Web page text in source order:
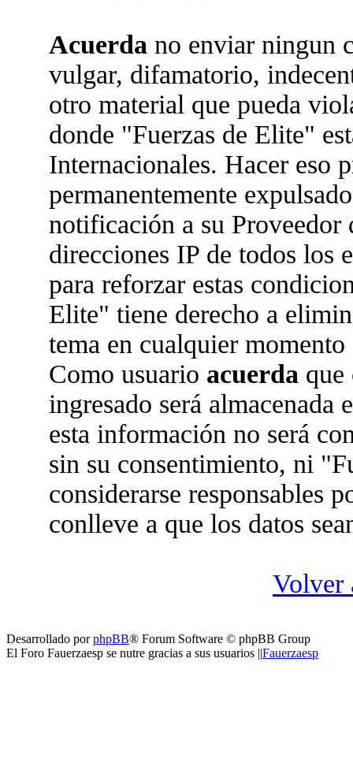
Acuerda no enviar ningun
vulgar, difamatorio,
otro material que pueda
donde "Fuerzas de Elite"
Internacionales. Hacer eso
permanentemente
notificación a su Proveedor
direcciones IP de todos los
para reforzar estas
Elite" tiene derecho a
tema en cualquier
Como usuario acuerda que
ingresado será almacenada
esta información no será
sin su consentimiento, ni
considerarse responsables
conlleve a que los datos
Volver
Desarrollado porphpBB® Forum Software © phpBB Group
El Foro Fauerzaesp se nutre gracias a sus usuarios ||Fauerzaesp